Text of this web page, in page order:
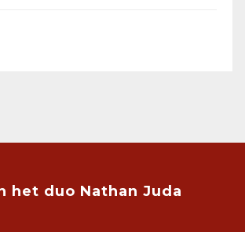
het duo Nathan Juda